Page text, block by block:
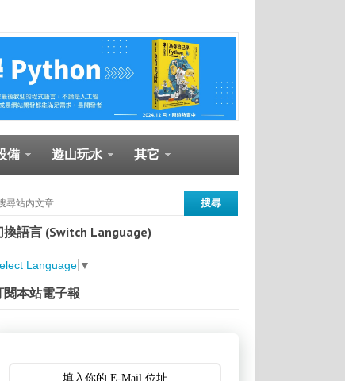
備 遊山玩水 其它
換語言 (Switch Language)
Language ▼
閱本站電子報